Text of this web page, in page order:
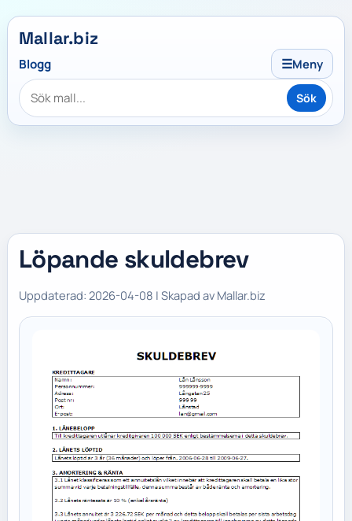
Mallar.biz
Blogg ☰Meny
Sök
Löpande skuldebrev
Uppdaterad: 2026-04-08 | Skapad av Mallar.biz